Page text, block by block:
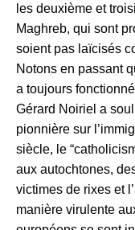
les deuxième et
Maghreb, qui sont
soient pas laïcisés
Notons en passant
a toujours
Gérard Noiriel a
pionnière sur
siècle, le
aux autochtones,
victimes de rixes et
manière virulente